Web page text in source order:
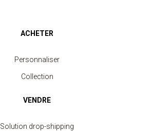
ACHETER
Personnaliser
Collection
VENDRE
Solution drop-shipping